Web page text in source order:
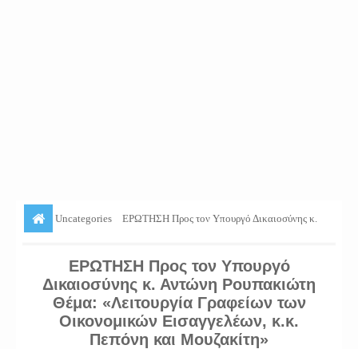
Uncategories ΕΡΩΤΗΣΗ Προς τον Υπουργό Δικαιοσύνης κ.
Εισαγγελέων, κ.κ. Πεπόνη και Μουζακίτη»
ΕΡΩΤΗΣΗ Προς τον Υπουργό
Δικαιοσύνης κ. Αντώνη Ρουπακιώτη
Θέμα: «Λειτουργία Γραφείων των
Οικονομικών Εισαγγελέων, κ.κ.
Πεπόνη και Μουζακίτη»